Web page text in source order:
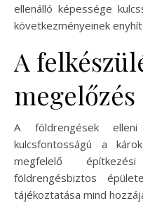
ellenálló képessége
következményeinek
A
megelőzés
A földrengések
kulcsfontosságú a
megfelelő
földrengésbiztos
tájékoztatása mind